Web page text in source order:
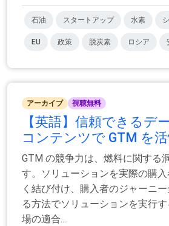
石油 スタートアップ 水素
EU 政策 脱炭素 ロシア
アーカイブ 視聴無料
【英語】信頼できるデ
コンテンツで GTM を
GTM の競争力は、燃料に関する
す。ソリューションを実際の購
く結び付け、購入者のジャーニ
る方法でソリューションを実行
場の適合...